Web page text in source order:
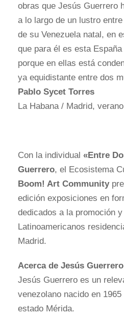
obras que Jesús Guerrero
a lo largo de un lustro
de su Venezuela natal, en
que para él es esta
porque en ellas está
ya equidistante entre dos
Pablo Sycet Torres
La Habana / Madrid,
Con la individual «Entre
Guerrero, el Ecosistema
Boom! Art Community
edición exposiciones en
dedicados a la promoción
Latinoamericanos
Madrid.
Acerca de Jesús
Jesús Guerrero es un
venezolano nacido en
estado Mérida.